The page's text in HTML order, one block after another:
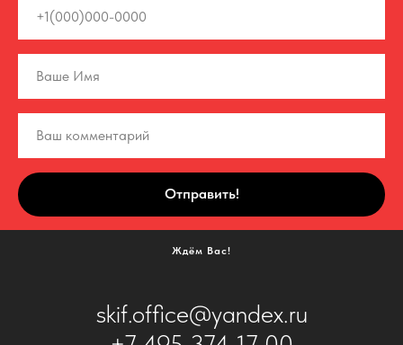
Отправить!
Ждём Вас!
skif.office@yandex.ru